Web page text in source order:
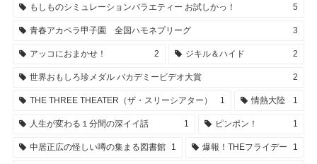
もしものシミュレーションバラエティー お試しかっ！ 5
青春アカペラ甲子園 全国ハモネプリーグ 3
アッコにおまかせ！ 2 ジキル＆ハイド 2
世界おもしろ珍メダル バカデミービデオ大賞 2
THE THREE THEATER（ザ・スリーシアター） 1 情熱大陸 1
人生が変わる１分間の深イイ話 1 ピンポン！ 1
中居正広の怪しい噂の集まる図書館 1 爆報！THEフライデー 1